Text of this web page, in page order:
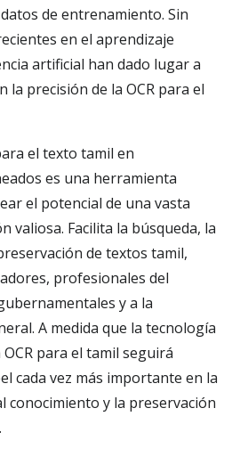
de entrenamiento. Sin
en el aprendizaje
artificial han dado lugar a
precisión de la OCR para el
el texto tamil en
es una herramienta
el potencial de una vasta
valiosa. Facilita la búsqueda, la
de textos tamil,
profesionales del
y a la
A medida que la tecnología
para el tamil seguirá
cada vez más importante en la
conocimiento y la preservación